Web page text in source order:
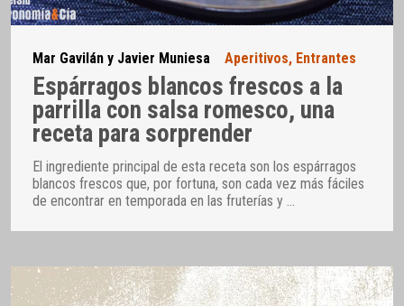
Mar Gavilán y Javier Muniesa Aperitivos, Entrantes
Espárragos blancos frescos a la
parrilla con salsa romesco, una
receta para sorprender
El ingrediente principal de esta receta son los espárragos
blancos frescos que, por fortuna, son cada vez más fáciles
de encontrar en temporada en las fruterías y …